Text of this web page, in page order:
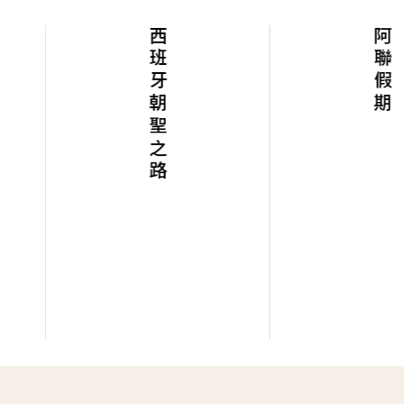
西班牙朝聖之路 阿聯假期